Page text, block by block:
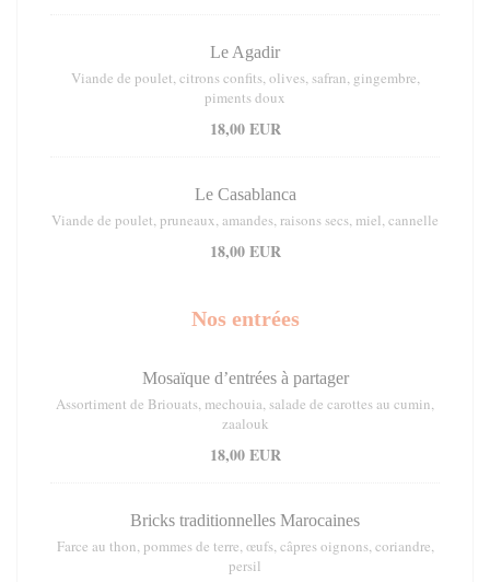
Le Agadir
Viande de poulet, citrons confits, olives, safran, gingembre,
piments doux
18,00 EUR
Le Casablanca
Viande de poulet, pruneaux, amandes, raisons secs, miel, cannelle
18,00 EUR
Nos entrées
Mosaïque d’entrées à partager
Assortiment de Briouats, mechouia, salade de carottes au cumin,
zaalouk
18,00 EUR
Bricks traditionnelles Marocaines
Farce au thon, pommes de terre, œufs, câpres oignons, coriandre,
persil